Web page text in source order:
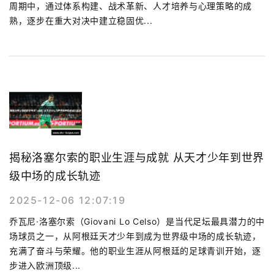
周期中，通过体系构建、战术革新、人才培养与心理策略的成
熟，逐步在重大对决中建立稳固优...
揭秘洛塞尔索的职业生涯与成就 从天才少年到世界
级中场的成长轨迹
2025-12-06 12:07:19
乔瓦尼·洛塞尔索（Giovani Lo Celso）是当代足坛最具潜力的中
场球员之一，从阿根廷天才少年到成为世界级中场的成长轨迹，
充满了奋斗与荣耀。他的职业生涯从阿根廷的足球青训开始，逐
步进入欧洲顶级...